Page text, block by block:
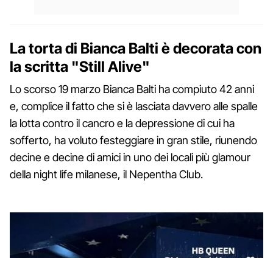
La torta di Bianca Balti è decorata con
la scritta "Still Alive"
Lo scorso 19 marzo Bianca Balti ha compiuto 42 anni
e, complice il fatto che si è lasciata davvero alle spalle
la lotta contro il cancro e la depressione di cui ha
sofferto, ha voluto festeggiare in gran stile, riunendo
decine e decine di amici in uno dei locali più glamour
della night life milanese, il Nepentha Club.